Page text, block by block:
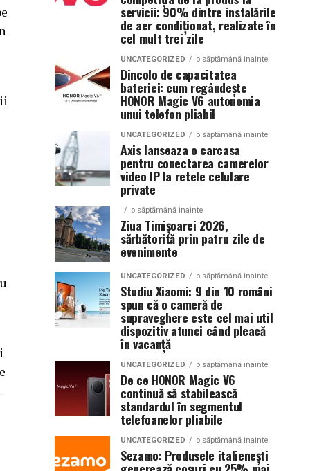
servicii: 90% dintre instalările
de aer condiționat, realizate în
cel mult trei zile
UNCATEGORIZED o săptămână inainte
Dincolo de capacitatea
bateriei: cum regândește
HONOR Magic V6 autonomia
unui telefon pliabil
UNCATEGORIZED o săptămână inainte
Axis lanseaza o carcasa
pentru conectarea camerelor
video IP la retele celulare
private
o săptămână inainte
Ziua Timișoarei 2026,
sărbătorită prin patru zile de
evenimente
UNCATEGORIZED o săptămână inainte
Studiu Xiaomi: 9 din 10 români
spun că o cameră de
supraveghere este cel mai util
dispozitiv atunci când pleacă
în vacanță
UNCATEGORIZED o săptămână inainte
De ce HONOR Magic V6
continuă să stabilească
standardul în segmentul
telefoanelor pliabile
UNCATEGORIZED o săptămână inainte
Sezamo: Produsele italienești